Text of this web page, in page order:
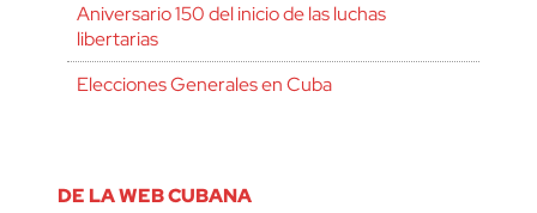
Aniversario 150 del inicio de las luchas
libertarias
Elecciones Generales en Cuba
DE LA WEB CUBANA